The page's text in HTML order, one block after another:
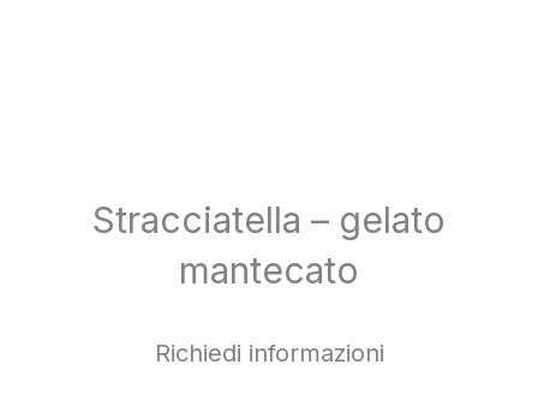
Stracciatella – gelato
mantecato
Richiedi informazioni